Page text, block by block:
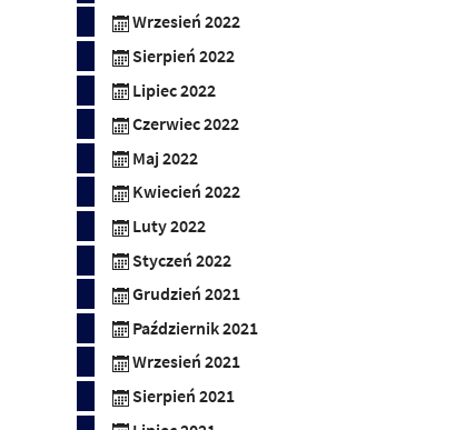
Wrzesień 2022
Sierpień 2022
Lipiec 2022
Czerwiec 2022
Maj 2022
Kwiecień 2022
Luty 2022
Styczeń 2022
Grudzień 2021
Październik 2021
Wrzesień 2021
Sierpień 2021